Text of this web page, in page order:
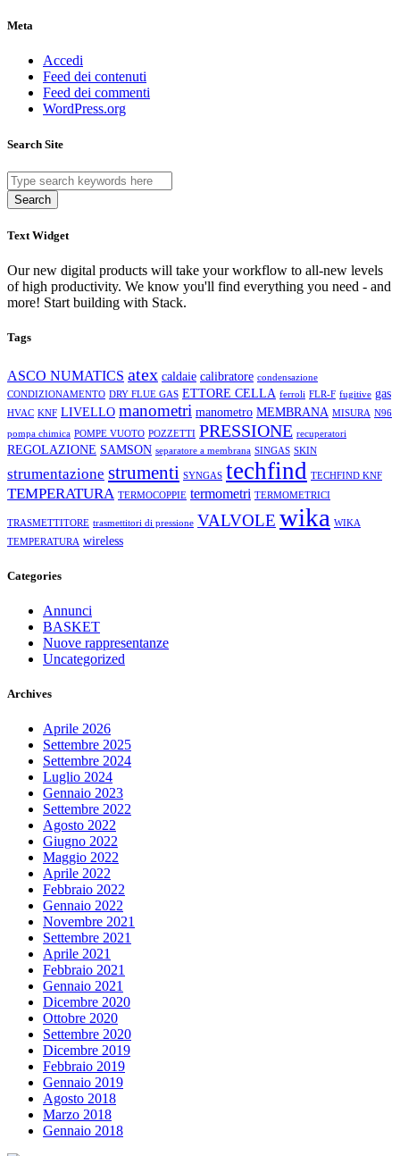
Meta
Accedi
Feed dei contenuti
Feed dei commenti
WordPress.org
Search Site
Search
Text Widget
Our new digital products will take your workflow to all-new levels
of high productivity. We know you'll find everything you need - and
more! Start building with Stack.
Tags
ASCO NUMATICS atex caldaie calibratore condensazione
CONDIZIONAMENTO DRY FLUE GAS ETTORE CELLA ferroli FLR-F fugitive gas
HVAC KNF LIVELLO manometri manometro MEMBRANA MISURA N96
pompa chimica POMPE VUOTO POZZETTI PRESSIONE recuperatori
REGOLAZIONE SAMSON separatore a membrana SINGAS SKIN
strumentazione strumenti SYNGAS techfind TECHFIND KNF
TEMPERATURA TERMOCOPPIE termometri TERMOMETRICI
TRASMETTITORE trasmettitori di pressione VALVOLE wika
WIKA
TEMPERATURA wireless
Categories
Annunci
BASKET
Nuove rappresentanze
Uncategorized
Archives
Aprile 2026
Settembre 2025
Settembre 2024
Luglio 2024
Gennaio 2023
Settembre 2022
Agosto 2022
Giugno 2022
Maggio 2022
Aprile 2022
Febbraio 2022
Gennaio 2022
Novembre 2021
Settembre 2021
Aprile 2021
Febbraio 2021
Gennaio 2021
Dicembre 2020
Ottobre 2020
Settembre 2020
Dicembre 2019
Febbraio 2019
Gennaio 2019
Agosto 2018
Marzo 2018
Gennaio 2018